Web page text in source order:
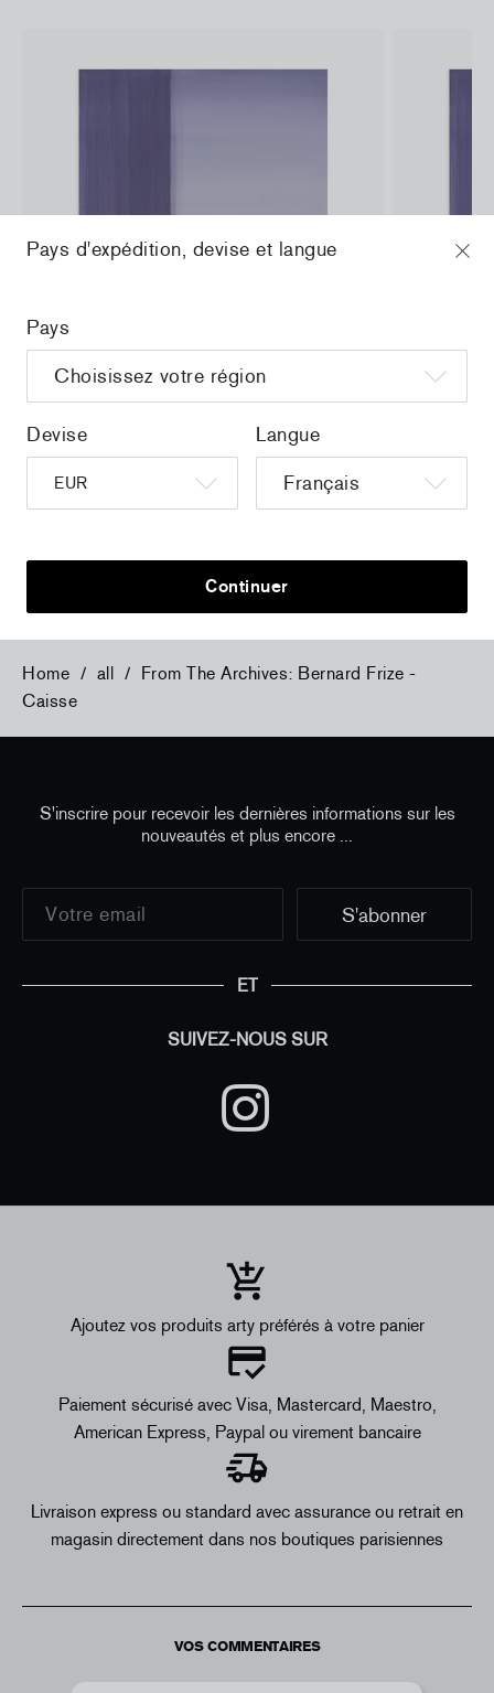
Christiane Pooley - You Will Inherit These
Christiane
Home / all / From The Archives: Bernard Frize -
Caisse
S'inscrire pour recevoir les dernières informations sur les
nouveautés et plus encore ...
ET
SUIVEZ-NOUS SUR
Ajoutez vos produits arty préférés à votre panier
Paiement sécurisé avec Visa, Mastercard, Maestro,
American Express, Paypal ou virement bancaire
Livraison express ou standard avec assurance ou retrait en
magasin directement dans nos boutiques parisiennes
VOS COMMENTAIRES
Pays d'expédition, devise et langue
Pays
Devise Langue
Continuer